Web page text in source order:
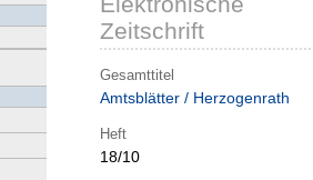
Zeitschrift
Gesamttitel
Amtsblätter / Herzogenrath
Heft
18/10